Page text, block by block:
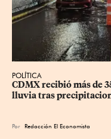
POLÍTICA
CDMX recibió más de
lluvia tras
Por Redacción El Economista